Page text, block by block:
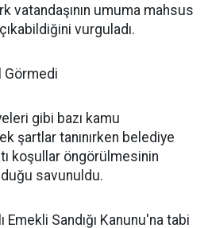
vatandaşının umuma mahsus
vurguladı.
Görmedi
gibi bazı kamu
şartlar tanınırken belediye
koşullar öngörülmesinin
savunuldu.
Emekli Sandığı Kanunu'na tabi